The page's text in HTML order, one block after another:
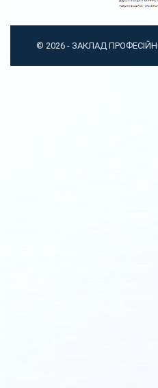
© 2026 - ЗАКЛАД